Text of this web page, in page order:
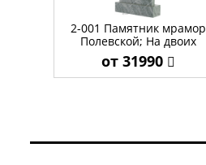
2-001 Памятник мрамор
Полевской; На двоих
от 31990